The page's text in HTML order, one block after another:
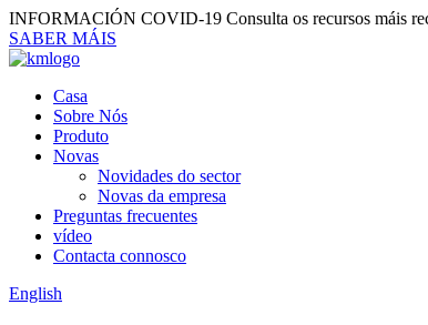
INFORMACIÓN COVID-19 Consulta os recursos máis
SABER MÁIS
Casa
Sobre Nós
Produto
Novas
Novidades do sector
Novas da empresa
Preguntas frecuentes
vídeo
Contacta connosco
English